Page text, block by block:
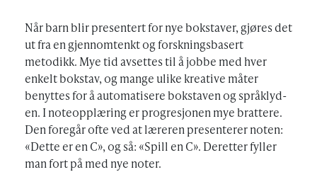
Når barn blir presentert for nye bokstaver, gjøres det
ut fra en gjennomtenkt og forskningsbasert
metodikk. Mye tid avsettes til å jobbe med hver
enkelt bokstav, og mange ulike kreative måter
benyttes for å automatisere bokstaven og språklyd-
en. I noteopplæring er progresjonen mye brattere.
Den foregår ofte ved at læreren presenterer noten:
«Dette er en C», og så: «Spill en C». Deretter fyller
man fort på med nye noter.